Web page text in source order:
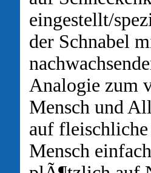
eingestellt/
der Schnabel
Analogie zum
Mensch und
auf
Mensch